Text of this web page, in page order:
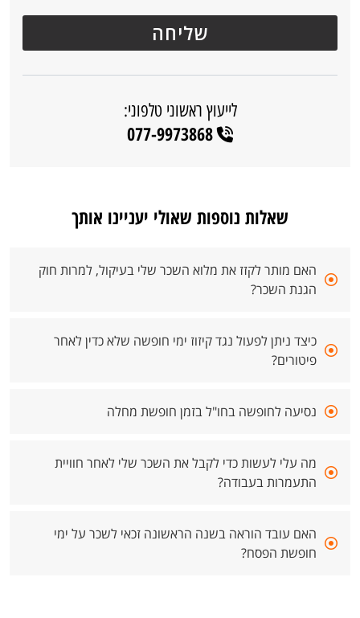
לייעוץ ראשוני טלפוני:
077-9973868
שאלות נוספות שאולי יעניינו אותך
האם מותר לקזז את מלוא השכר שלי בעיקול, למרות חוק
הגנת השכר?
כיצד ניתן לפעול נגד קיזוז ימי חופשה שלא כדין לאחר
פיטורים?
נסיעה לחופשה בחו"ל בזמן חופשת מחלה
מה עלי לעשות כדי לקבל את השכר שלי לאחר חוויית
התעמרות בעבודה?
האם עובד הוראה בשנה הראשונה זכאי לשכר על ימי
חופשת הפסח?